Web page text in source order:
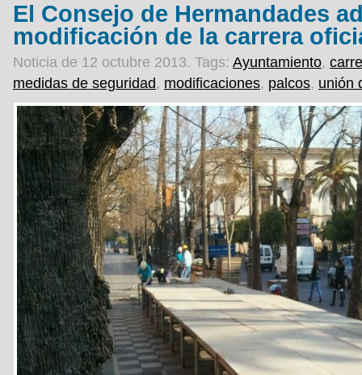
El Consejo de Hermandades
modificación de la carrera
Noticia de 12 octubre 2013. Tags: Ayuntamiento,
medidas de seguridad , modificaciones, palcos, unión